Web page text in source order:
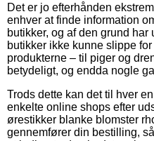
Det er jo efterhånden
enhver at finde information
butikker, og af den grund
butikker ikke kunne slippe
produkterne – til piger og
betydeligt, og endda nogle
Trods dette kan det til hver
enkelte online shops efter
ørestikker blanke blomster
gennemfører din bestilling,